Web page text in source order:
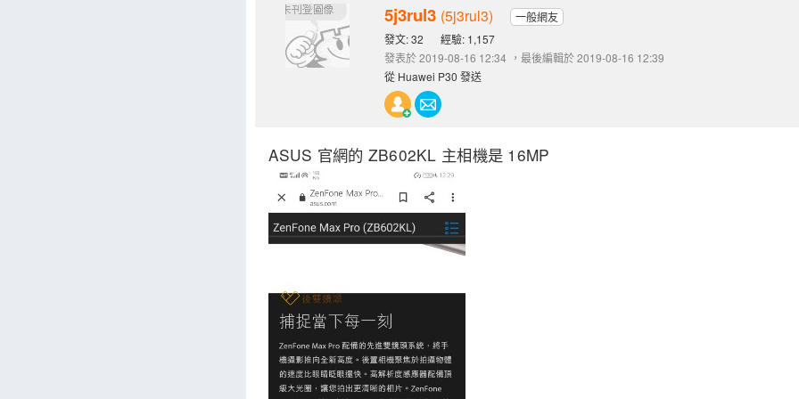
5j3rul3 (5j3rul3)
一般網友
發文: 32
經驗: 1,157
發表於 2019-08-16 12:34 ，最後編輯於 2019-08-16 12:39
從 Huawei P30 發送
ASUS 官網的 ZB602KL 主相機是 16MP